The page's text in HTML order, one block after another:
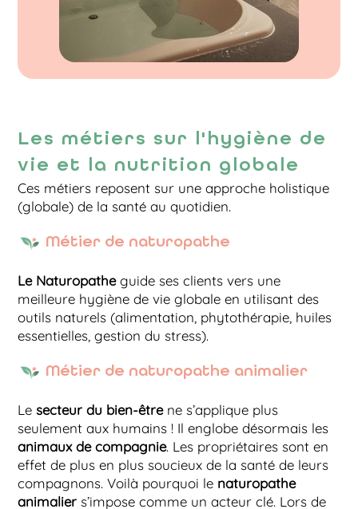
Les métiers sur l'hygiène de
vie et la nutrition globale
Ces métiers reposent sur une approche holistique
(globale) de la santé au quotidien.
Métier de naturopathe
Le Naturopatheguide ses clients vers une
meilleure hygiène de vie globale en utilisant des
outils naturels (alimentation, phytothérapie, huiles
essentielles, gestion du stress).
Métier de naturopathe animalier
Lesecteur du bien-êtrene s’applique plus
seulement aux humains ! Il englobe désormais les
animaux de compagnie. Les propriétaires sont en
effet de plus en plus soucieux de la santé de leurs
compagnons. Voilà pourquoi le naturopathe
animaliers’impose comme un acteur clé. Lors de